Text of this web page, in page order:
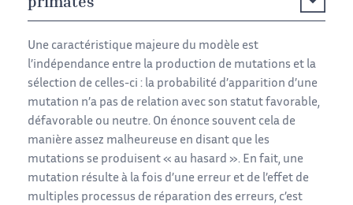
primates
Une caractéristique majeure du modèle est
l’indépendance entre la production de mutations et la
sélection de celles-ci : la probabilité d’apparition d’une
mutation n’a pas de relation avec son statut favorable,
défavorable ou neutre. On énonce souvent cela de
manière assez malheureuse en disant que les
mutations se produisent « au hasard ». En fait, une
mutation résulte à la fois d’une erreur et de l’effet de
multiples processus de réparation des erreurs, c’est